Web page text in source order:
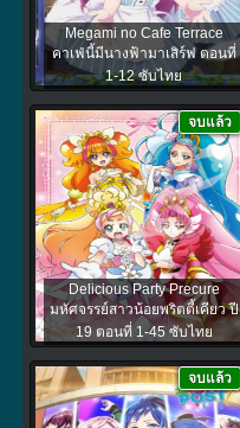
Megami no Cafe Terrace
คาเฟ่นี้มีนางฟ้ามาเสิร์ฟ ตอนที่
1-12 ซับไทย
Delicious Party Precure
มหัศจรรย์สาวน้อยพริตตี้เคียว ปี
19 ตอนที่ 1-45 ซับไทย
จบแล้ว
จบแล้ว